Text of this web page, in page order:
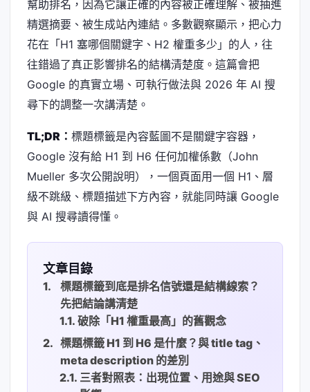
幫助排名，因為它讓正確的內容被正確理解、被抽進
精選摘要、被生成站內連結。多數觀察顯示，把心力
花在「H1 塞哪個關鍵字、H2 權重多少」的人，往
往錯過了真正影響排名的結構清楚度。這篇會把
Google 的真實立場、可執行做法與 2026 年 AI 搜
尋下的調整一次講清楚。
TL;DR： 標題標籤是內容藍圖不是關鍵字容器，
Google 沒有給 H1 到 H6 任何加權係數（John
Mueller 多次公開說明），一個頁面用一個 H1、層
級不跳級、標題描述下方內容，就能同時讓 Google
與 AI 搜尋讀得懂。
文章目錄
標題標籤到底是排名信號還是結構線索？
先把結論講清楚
破除「H1 權重最高」的舊觀念
標題標籤 H1 到 H6 是什麼？與 title tag、
meta description 的差別
三者對照表：出現位置、用途與 SEO